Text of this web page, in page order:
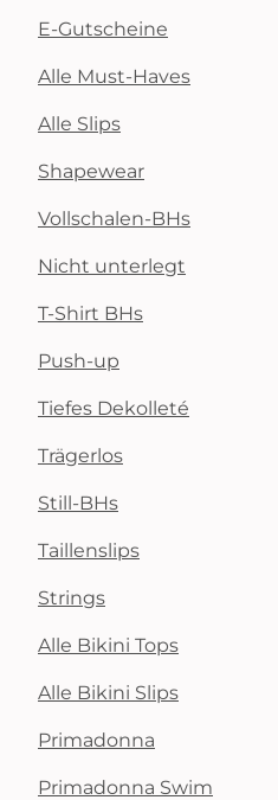
E-Gutscheine
Alle Must-Haves
Alle Slips
Shapewear
Vollschalen-BHs
Nicht unterlegt
T-Shirt BHs
Push-up
Tiefes Dekolleté
Trägerlos
Still-BHs
Taillenslips
Strings
Alle Bikini Tops
Alle Bikini Slips
Primadonna
Primadonna Swim